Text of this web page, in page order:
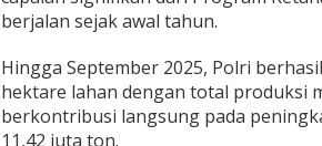
berjalan sejak awal tahun.
Hingga September 2025, Polri
hektare lahan dengan total produksi
berkontribusi langsung pada
11,42 juta ton.